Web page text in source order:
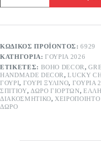
χειροποίητο
ΚΩΔΙΚΌΣ ΠΡΟΪΌΝΤΟΣ:6929
ΚΑΤΗΓΟΡΊΑ:ΓΟΎΡΙΑ 2026
ΕΤΙΚΈΤΕΣ: BOHO DECOR ,
HANDMADE DECOR,LUCKY
ΓΟΎΡΙ, ΓΟΎΡΙ ΞΎΛΙΝΟ, ΓΟΎΡΙΑ
ΣΠΙΤΙΟΎ, ΔΏΡΟ ΓΙΟΡΤΏΝ,
ΔΙΑΚΟΣΜΗΤΙΚΌ, ΧΕΙΡΟΠΟΊΗΤΟ
ΔΏΡΟ